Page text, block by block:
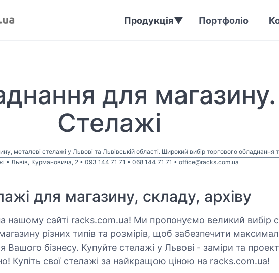
Продукція Портфоліо
для магазину.
Стелажі
металеві стелажі у Львові та Львівській області. Широкий вибір торгового обладнання
• Львів, Курмановича, 2 • 093 144 71 71 • 068 144 71 71 • office@racks.com.ua
для магазину, складу, архіву
нашому сайті racks.com.ua! Ми пропонуємо великий вибір
різних типів та розмірів, щоб забезпечити
Вашого бізнесу. Купуйте стелажі у Львові - заміри та
Купіть свої стелажі за найкращою ціною на racks.com.ua!